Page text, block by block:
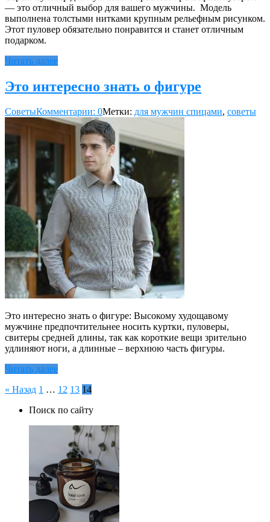
— это отличный выбор для вашего мужчины. Модель
выполнена толстыми нитками крупным рельефным рисунком.
Этот пуловер обязательно понравится и станет отличным
подарком.
Читать далее
Это интересно знать о фигуре
СоветыКомментарии: 0Метки: для мужчин спицами, советы
Это интересно знать о фигуре: Высокому худощавому
мужчине предпочтительнее носить куртки, пуловеры,
свитеры средней длины, так как короткие вещи зрительно
удлиняют ноги, а длинные – верхнюю часть фигуры.
Читать далее
Пагинация
записей
« Назад 1 … 12 13 14
Поиск по сайту